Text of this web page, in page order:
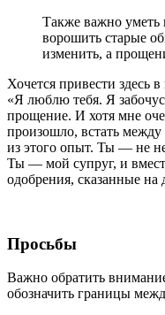
Также важно уметь
ворошить старые
изменить, а
Хочется привести здесь
«Я люблю тебя. Я
прощение. И хотя мне
произошло, встать
из этого опыт. Ты — не
Ты — мой супруг, и
одобрения, сказанные на
Просьбы
Важно обратить
обозначить границы